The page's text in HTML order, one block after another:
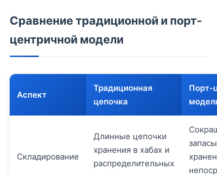
Сравнение традиционной и порт-
центричной модели
Аспект
Традиционная
цепочка
Порт-
Складирование
Длинные цепочки
хранения в хабах и
распределительных